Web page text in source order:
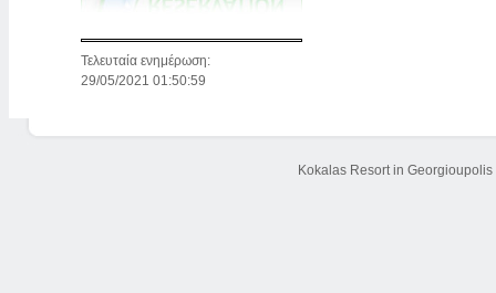
Τελευταία ενημέρωση:
29/05/2021 01:50:59
Kokalas Resort in